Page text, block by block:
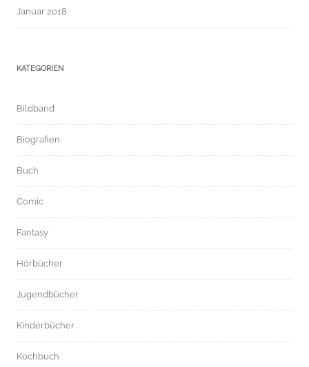
Januar 2018
KATEGORIEN
Bildband
Biografien
Buch
Comic
Fantasy
Hörbücher
Jugendbücher
Kinderbücher
Kochbuch